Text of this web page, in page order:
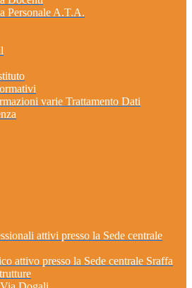
Personale A.T.A.
varie Trattamento Dati
attivi presso la Sede centrale
attivo presso la Sede centrale Sraffa